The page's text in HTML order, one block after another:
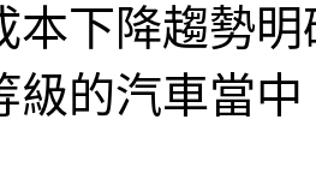
本下降趨勢
級的汽車當中